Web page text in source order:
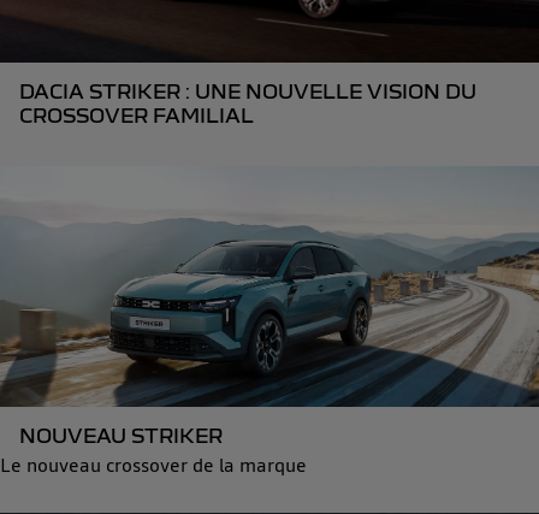
DACIA STRIKER : UNE NOUVELLE VISION DU
CROSSOVER FAMILIAL
NOUVEAU STRIKER
Le nouveau crossover de la marque